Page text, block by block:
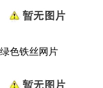
绿色铁丝网片